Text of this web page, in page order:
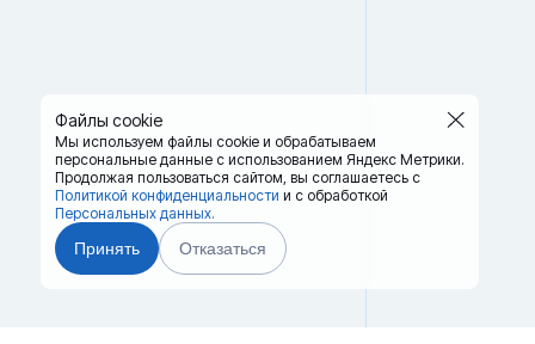
Файлы cookie
Мы используем файлы cookie и обрабатываем
персональные данные с использованием Яндекс Метрики.
Продолжая пользоваться сайтом, вы соглашаетесь с
Политикой конфиденциальности и с обработкой
Персональных данных.
Принять Отказаться